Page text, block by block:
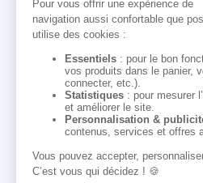
LE ROI DU
Notre
Notre savoir-
Nos marques